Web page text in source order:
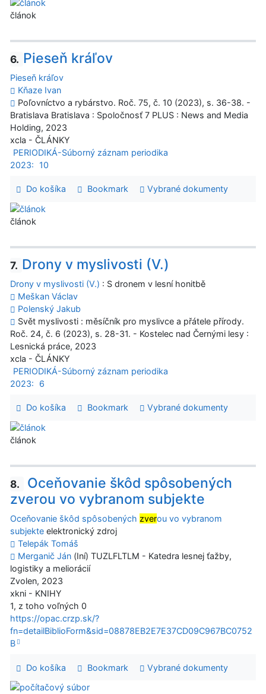
článok
6. Pieseň kráľov
Pieseň kráľov
Kňaze Ivan
Poľovníctvo a rybárstvo. Roč. 75, č. 10 (2023), s. 36-38. -
Bratislava Bratislava : Spoločnosť 7 PLUS : News and Media
Holding, 2023
xcla - ČLÁNKY
PERIODIKÁ-Súborný záznam periodika
2023:
10
Do košíka Bookmark Vybrané dokumenty
článok
7. Drony v myslivosti (V.)
Drony v myslivosti (V.) : S dronem v lesní honitbě
Meškan Václav
Polenský Jakub
Svět myslivosti : měsíčník pro myslivce a přátele přírody.
Roč. 24, č. 6 (2023), s. 28-31. - Kostelec nad Černými lesy :
Lesnická práce, 2023
xcla - ČLÁNKY
PERIODIKÁ-Súborný záznam periodika
2023:
6
Do košíka Bookmark Vybrané dokumenty
článok
8.
Oceňovanie škôd spôsobených
zverou vo vybranom subjekte
Oceňovanie škôd spôsobených zverou vo vybranom
subjekte elektronický zdroj
Telepák Tomáš
Merganič Ján (Iní) TUZLFLTLM - Katedra lesnej ťažby,
logistiky a meliorácií
Zvolen, 2023
xkni - KNIHY
1, z toho voľných 0
https://opac.crzp.sk/?
fn=detailBiblioForm&sid=08878EB2E7E37CD09C967BC0752
B
Do košíka Bookmark Vybrané dokumenty